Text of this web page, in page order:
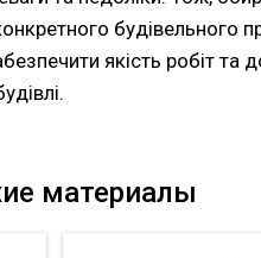
будівельного
якість робіт та
материалы